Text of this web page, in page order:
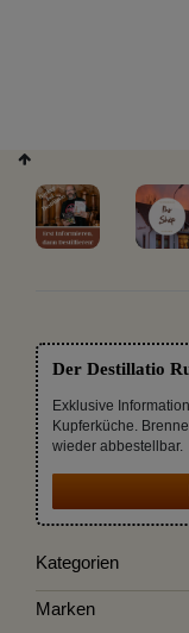
Der Destillatio
Exklusive
Kupferküche.
wieder abbestellbar.
Kategorien
Marken